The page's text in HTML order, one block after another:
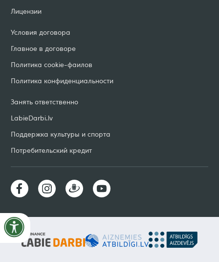
Лицензии
Занять ответственно
LabieDarbi.lv
Поддержка культуры и спорта
Потребительский кредит
Условия договорa
Главное в договоре
Политика cookie-фаилов
Политика конфиденциальности